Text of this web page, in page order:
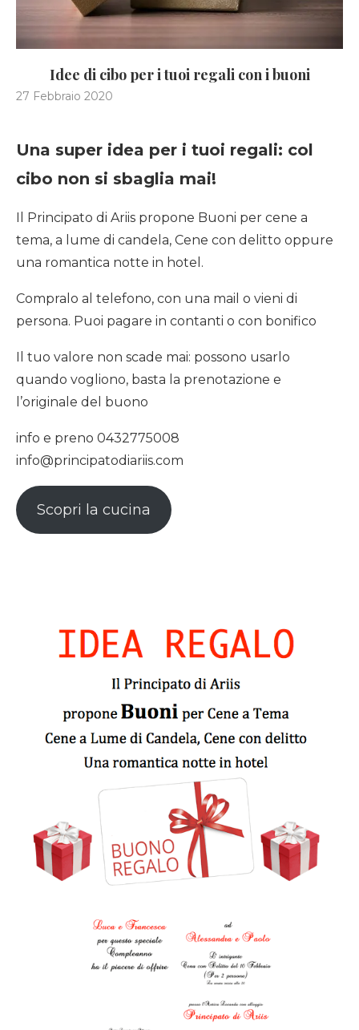
Idee di cibo per i tuoi regali con i buoni
27 Febbraio 2020
Una super idea per i tuoi regali: col
cibo non si sbaglia mai!
Il Principato di Ariis propone Buoni per cene a
tema, a lume di candela, Cene con delitto oppure
una romantica notte in hotel.
Compralo al telefono, con una mail o vieni di
persona. Puoi pagare in contanti o con bonifico
Il tuo valore non scade mai: possono usarlo
quando vogliono, basta la prenotazione e
l’originale del buono
info e preno 0432775008
info@principatodiariis.com
Scopri la cucina